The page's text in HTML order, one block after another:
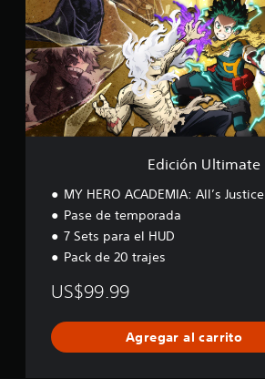
i
ó
n
U
l
t
i
m
a
Edición Ultimate
MY HERO ACADEMIA: All’s Justice
Pase de temporada
7 Sets para el HUD
Pack de 20 trajes
US$99.99
Agregar al carrito